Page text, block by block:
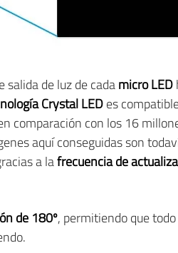
salida de luz de cadamicro LED
Crystal LEDes
comparación con los 16
aquí conseguidas son
a lafrecuencia de
de 180º, permitiendo que